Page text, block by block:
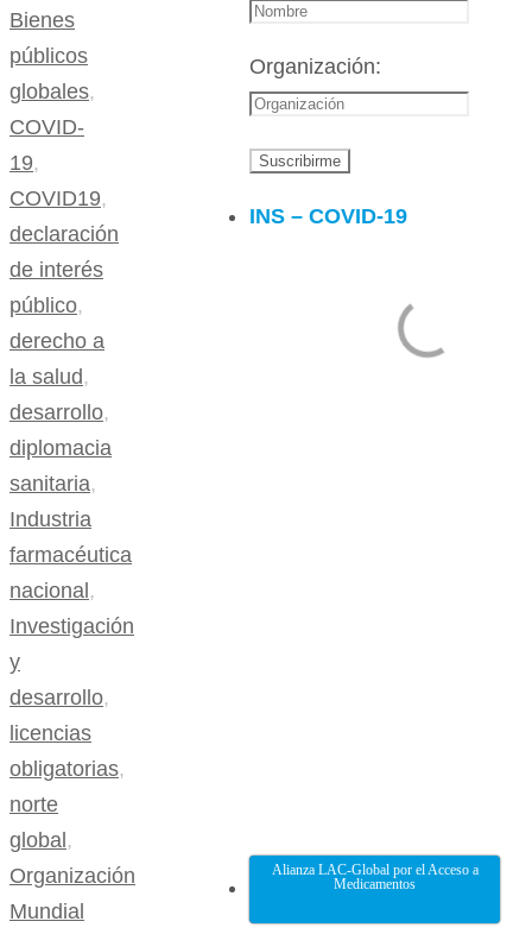
Bienes
públicos
globales,
COVID-
19,
COVID19,
declaración
de interés
público,
derecho a
la salud ,
desarrollo,
diplomacia
sanitaria,
Industria
farmacéutica
nacional ,
Investigación
y
desarrollo,
licencias
obligatorias,
norte
global ,
Organización
Mundial
Organización:
INS – COVID-19
Alianza LAC-Global por el Acceso a
Medicamentos